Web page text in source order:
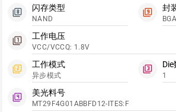
filter_8
闪存类型
NAND
filter_9
封
filter_1
工作电压
VCC/VCCQ: 1.8V
filter_2
工作模式
异步模式
filter_3
1
filter_4
美光料号
MT29F4G01ABBFD12-ITES:F